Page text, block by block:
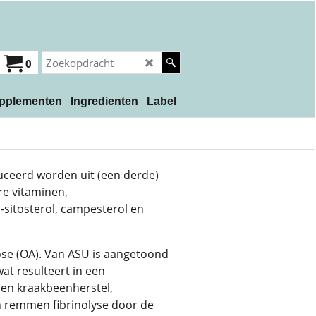
0
Ingredienten Label
worden uit (een derde)
vitaminen,
campesterol en
(OA). Van ASU is aangetoond
resulteert in een
kraakbeenherstel,
remmen fibrinolyse door de